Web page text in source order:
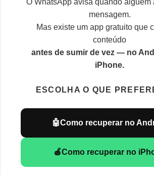
O WhatsApp avisa quando alguém
mensagem.
Mas existe um app gratuito que
conteúdo
antes de sumir de vez — no
iPhone.
ESCOLHA O QUE
🤖Como recuperar no
🍎Como recuperar no